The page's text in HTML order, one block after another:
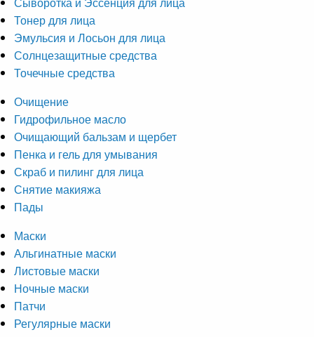
Тонер для лица
Эмульсия и Лосьон для лица
Солнцезащитные средства
Точечные средства
Очищение
Гидрофильное масло
Очищающий бальзам и щербет
Пенка и гель для умывания
Скраб и пилинг для лица
Снятие макияжа
Пады
Маски
Альгинатные маски
Листовые маски
Ночные маски
Патчи
Регулярные маски